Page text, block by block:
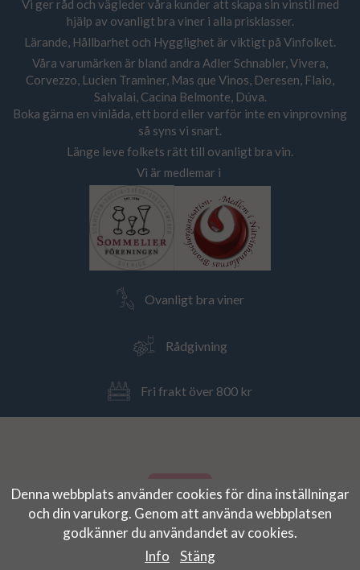
Vi ger råd och vägleder våra kunder att skapa sin vinstil med
hjälp av ovanligt bra viner i alla prisklasser.
Lärande, Hållbarhet och Hygglighet är viktigt på Vinfolket.
Våra varumärken är bland andra Adler Schnabler, Vivera,
Corvezzo, Lucien Traminer, Mas que Vinos, Deresen, Flaio,
Salvalai, Cacina Belmonte, Dúva.
Boka gärna en vinlåda, ett bord eller varför inte en vinprovning
så syns vi snart.
Länge leve folkets rätt till ovanligt bra vin.
Vi är medlemar i
Ovanligt bra viner
Rådgivning
Fri frakt över 800 kr
Drift & produktion:Wikinggruppen
Denna webbplats använder cookies för dina inställningar
och din varukorg. Genom att använda webbplatsen
godkänner du användandet av cookies.
Info
Stäng